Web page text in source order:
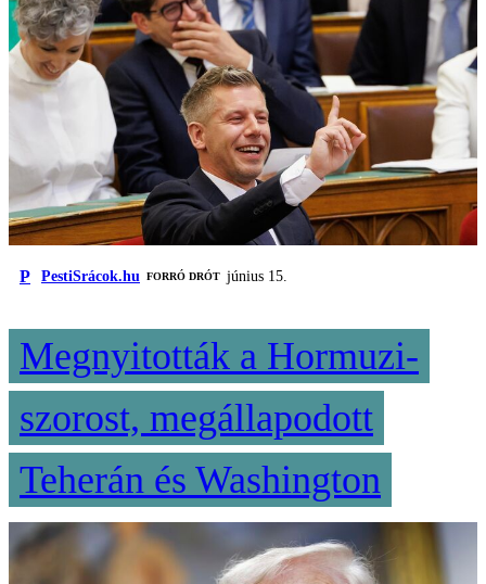
P PestiSrácok.hu FORRÓ DRÓT június 15.
Megnyitották a Hormuzi-
szorost, megállapodott
Teherán és Washington